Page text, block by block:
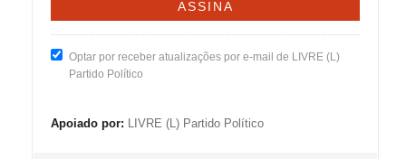
Optar por receber atualizações por e-mail de LIVRE (L)
Partido Político
Apoiado por: LIVRE (L) Partido Político